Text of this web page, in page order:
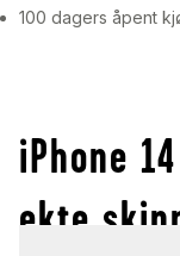
100 dagers åpent
iPhone
ekte